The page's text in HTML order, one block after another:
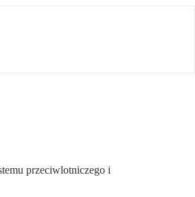
przeciwlotniczego i